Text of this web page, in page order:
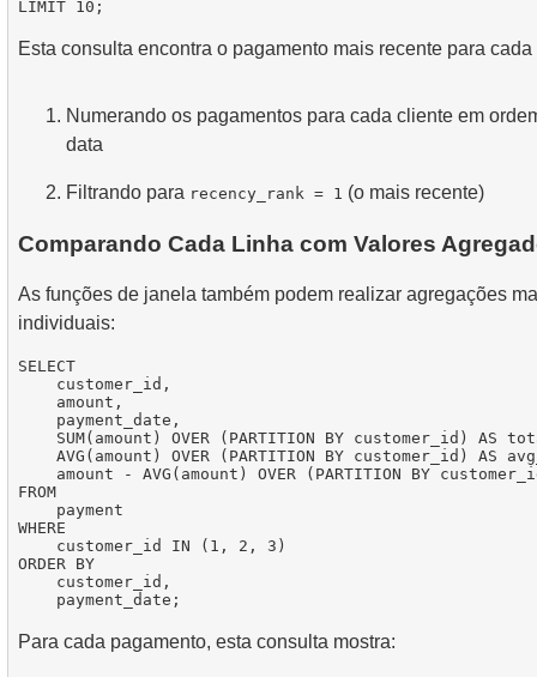
Esta consulta encontra o pagamento mais recente para
Numerando os pagamentos para cada cliente em
data
Filtrando para recency_rank = 1 (o mais recente)
Comparando Cada Linha com Valores
As funções de janela também podem realizar agregações
individuais:
SELECT
    customer_id,
    amount,
    payment_date,
SUM(amount) OVER (PARTITION BY customer_id) AS
AVG(amount) OVER (PARTITION BY customer_id) AS
amount - AVG(amount) OVER (PARTITION BY
FROM
    payment
WHERE
    customer_id IN (1, 2, 3)
ORDER BY
    customer_id,
Para cada pagamento, esta consulta mostra: